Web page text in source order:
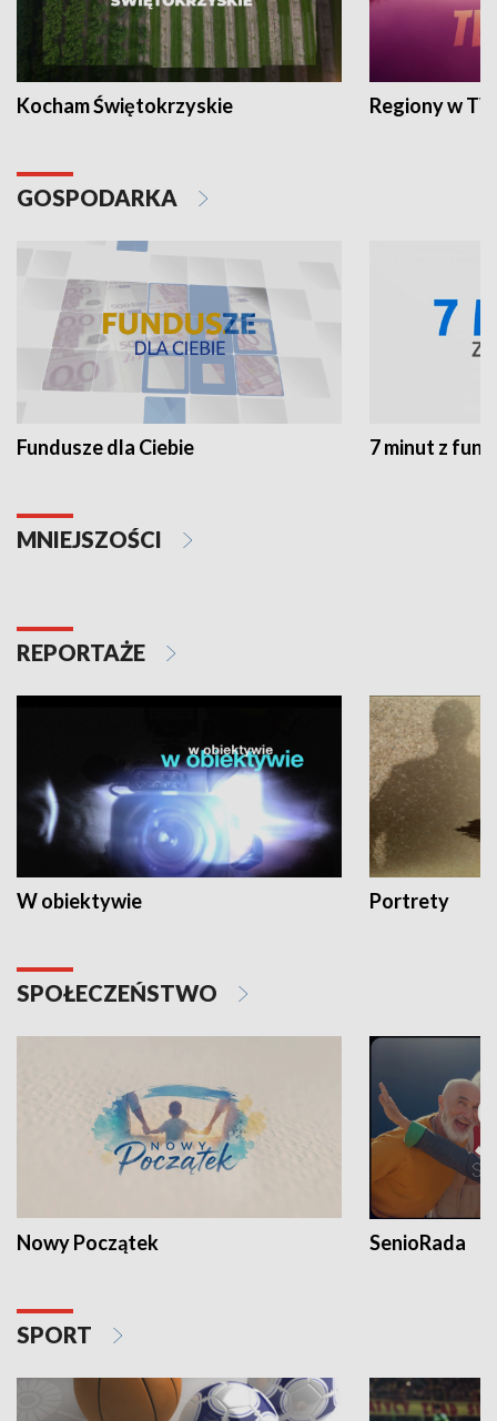
Kocham Świętokrzyskie Regiony w
GOSPODARKA
Fundusze dla Ciebie 7 minut z
MNIEJSZOŚCI
REPORTAŻE
W obiektywie Portrety
SPOŁECZEŃSTWO
Nowy Początek SenioRada
SPORT